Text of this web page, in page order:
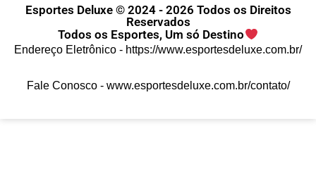
Esportes Deluxe © 2024 - 2026 Todos os Direitos
Reservados
Todos os Esportes, Um só Destino
Endereço Eletrônico - https://www.esportesdeluxe.com.br/
Fale Conosco - www.esportesdeluxe.com.br/contato/